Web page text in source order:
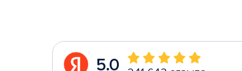
5.0